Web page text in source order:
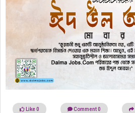
Like0 Comment0